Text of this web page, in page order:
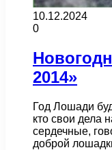
10.12.2024
0
2014»
Год Лошади
кто свои дела
сердечные,
доброй